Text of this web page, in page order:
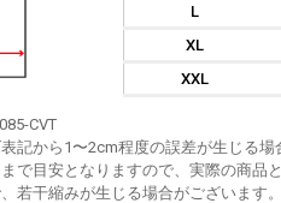
L
XL
XXL
CVT
記から1〜2cm程度の誤差が生じる場
で目安となりますので、実際の商品
若干縮みが生じる場合がございます。